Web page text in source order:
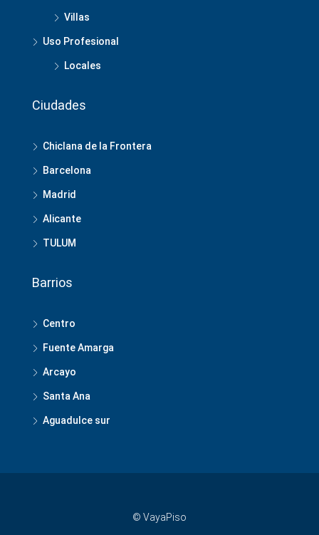
Villas
Uso Profesional
Locales
Ciudades
Chiclana de la Frontera
Barcelona
Madrid
Alicante
TULUM
Barrios
Centro
Fuente Amarga
Arcayo
Santa Ana
Aguadulce sur
© VayaPiso